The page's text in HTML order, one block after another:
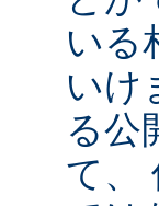
いる
いけ
る公
て、